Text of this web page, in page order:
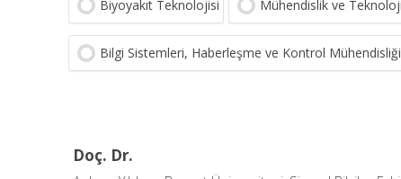
Biyoyakıt Teknolojisi Mühendislik ve Teknoloji
Bilgi Sistemleri, Haberleşme ve Kontrol Mühendisliği
Doç. Dr.